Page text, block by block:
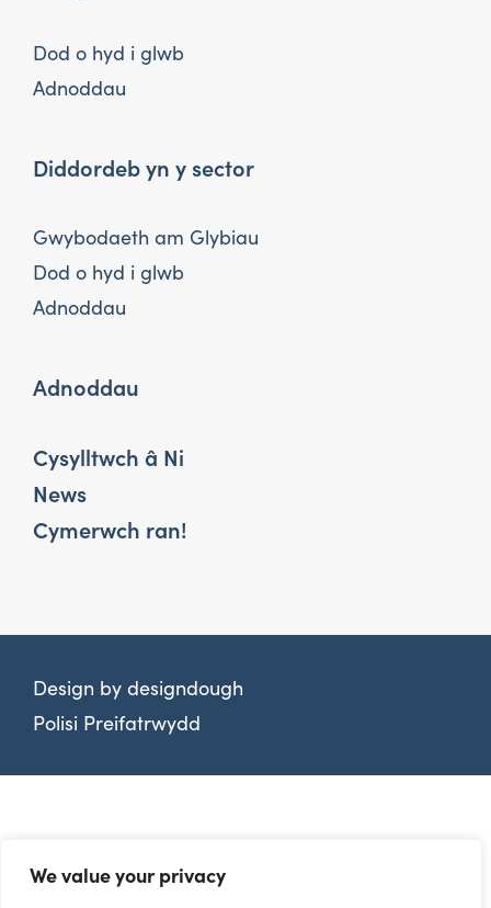
We value your privacy
Dod o hyd i glwb
Adnoddau
Diddordeb yn y sector
Gwybodaeth am Glybiau
Dod o hyd i glwb
Adnoddau
Adnoddau
Cysylltwch â Ni
News
Cymerwch ran!
Design by designdough
Polisi Preifatrwydd